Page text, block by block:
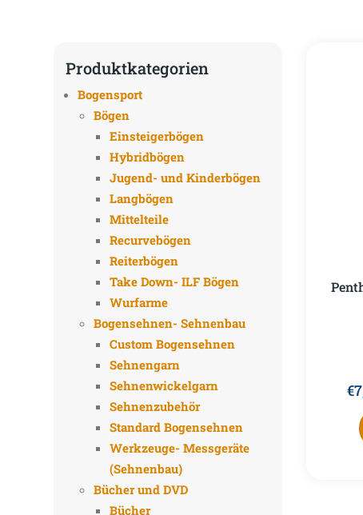
Produktkategorien
Bogensport
Bögen
Einsteigerbögen
Hybridbögen
Jugend- und Kinderbögen
Langbögen
Mittelteile
Recurvebögen
Reiterbögen
Take Down- ILF Bögen
Wurfarme
Bogensehnen- Sehnenbau
Custom Bogensehnen
Sehnengarn
Sehnenwickelgarn
Sehnenzubehör
Standard Bogensehnen
Werkzeuge- Messgeräte
(Sehnenbau)
Bücher und DVD
Bücher
€